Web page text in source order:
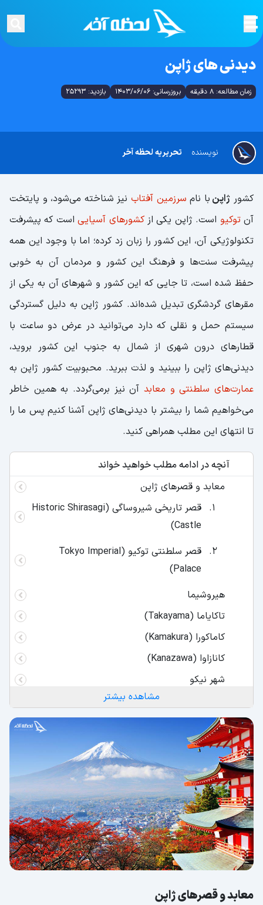
دیدنی های ژاپن
زمان مطالعه: 8 دقیقه بروزرسانی: 1403/06/06 بازدید: 25293
تحریریه لحظه آخر نویسنده
کشور ژاپن با نام سرزمین آفتاب نیز شناخته می‌شود، و پایتخت
آنتوکیو است. ژاپن یکی ازکشورهای آسیاییاست که پیشرفت
تکنولوژیکی آن، این کشور را زبان زد کرده؛ اما با وجود این همه
پیشرفت سنت‌ها و فرهنگ این کشور و مردمان آن به خوبی
حفظ شده است، تا جایی که این کشور و شهرهای آن به یکی از
مقرهای گردشگری تبدیل شده‌اند. کشور ژاپن به دلیل گستردگی
سیستم حمل و نقلی که دارد می‌توانید در عرض دو ساعت با
قطارهای درون شهری از شمال به جنوب این کشور بروید،
دیدنی‌های ژاپن را ببینید و لذت ببرید. محبوبیت کشور ژاپن به
عمارت‌‌های سلطنتی و معابد آن نیز برمی‌گردد. به همین خاطر
می‌خواهیم شما را بیشتر با دیدنی‌های ژاپن آشنا کنیم پس ما را
تا انتهای این مطلب همراهی کنید.
آنچه در ادامه مطلب خواهید خواند
معابد و قصرهای ژاپن
قصر تاریخی شیروساگی (Historic Shirasagi
Castle)
قصر سلطنتی توکیو (Tokyo Imperial
Palace)
هیروشیما
تاکایاما (Takayama)
کاماکورا (Kamakura)
کانازاوا (Kanazawa)
شهر نیکو
کوه کویا یا کویا سان
کوه آسو
ساحل ایشیگاکی (Ishigaki)
جزیره هاشیما
جزیره اوکینوشیما (Okinoshima)
جزیره تاشیروجیما (Tashirojima)
جنگل بامبو آراشیاما (Arashiyama Bamboo
Forest)
باغ وحش اوئنو
مشاهده بیشتر
معابد و قصرهای ژاپن